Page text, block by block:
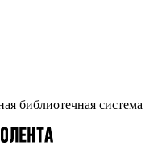
библиотечная система